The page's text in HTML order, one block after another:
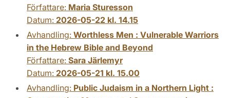
Författare: Maria Sturesson
Datum: 2026-05-22 kl. 14.15
Avhandling: Worthless Men : Vulnerable Warriors
in the Hebrew Bible and Beyond
Författare: Sara Järlemyr
Datum: 2026-05-21 kl. 15.00
Avhandling: Public Judaism in a Northern Light :